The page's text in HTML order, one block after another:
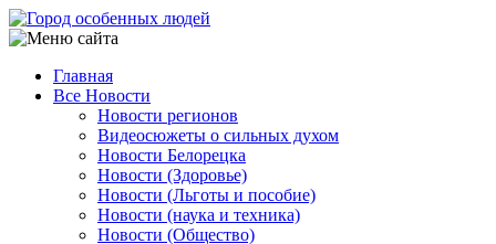
Перейти
к
содержанию
Main
navigation
Главная
Все Новости
Новости регионов
Видеосюжеты о сильных духом
Новости Белорецка
Новости (Здоровье)
Новости (Льготы и пособие)
Новости (наука и техника)
Новости (Общество)